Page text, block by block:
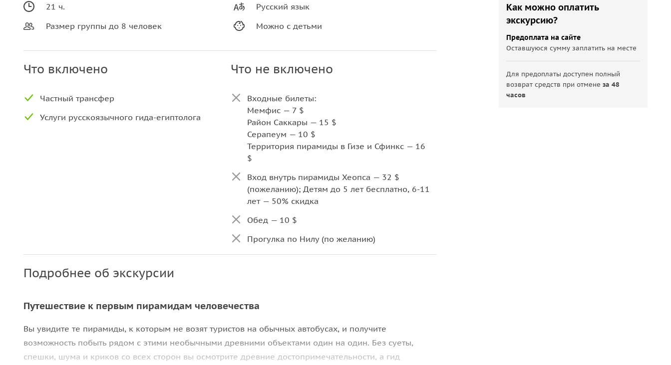
21 ч.
Размер группы до 8 человек
Русский язык
Можно с детьми
Что включено
Частный трансфер
Услуги русскоязычного гида-египтолога
Что не включено
Входные билеты:
Мемфис — 7 $
Район Саккары — 15 $
Серапеум — 10 $
Территория пирамиды в Гизе и Сфинкс — 16
$
Вход внутрь пирамиды Хеопса — 32 $
(пожеланию); Детям до 5 лет бесплатно, 6-11
лет — 50% скидка
Обед — 10 $
Прогулка по Нилу (по желанию)
Подробнее об экскурсии
Путешествие к первым пирамидам человечества
Вы увидите те пирамиды, к которым не возят туристов на обычных автобусах, и получите
возможность побыть рядом с этими необычными древними объектами один на один. Без суеты,
спешки, шума и криков со всех сторон вы осмотрите древние достопримечательности, а гид
Как можно оплатить
экскурсию?
Предоплата на сайте
Оставшуюся сумму заплатить на месте
Для предоплаты доступен полный
возврат средств при отменеза 48
часов